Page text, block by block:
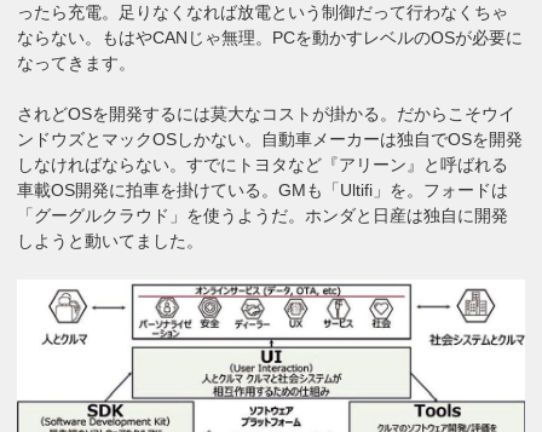
ったら充電。足りなくなれば放電という制御だって行わなくちゃ
ならない。もはやCANじゃ無理。PCを動かすレベルのOSが必要に
なってきます。
されどOSを開発するには莫大なコストが掛かる。だからこそウイ
ンドウズとマックOSしかない。自動車メーカーは独自でOSを開発
しなければならない。すでにトヨタなど『アリーン』と呼ばれる
車載OS開発に拍車を掛けている。GMも「Ultifi」を。フォードは
「グーグルクラウド」を使うようだ。ホンダと日産は独自に開発
しようと動いてました。